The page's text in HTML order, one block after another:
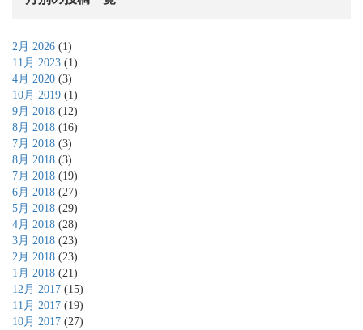
2月 2026 (1)
11月 2023 (1)
4月 2020 (3)
10月 2019 (1)
9月 2018 (12)
8月 2018 (16)
7月 2018 (3)
8月 2018 (3)
7月 2018 (19)
6月 2018 (27)
5月 2018 (29)
4月 2018 (28)
3月 2018 (23)
2月 2018 (23)
1月 2018 (21)
12月 2017 (15)
11月 2017 (19)
10月 2017 (27)